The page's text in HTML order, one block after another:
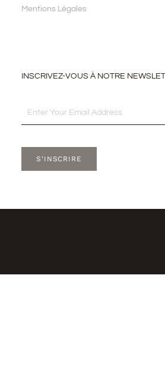
Mentions Légales
INSCRIVEZ-VOUS À NOTRE
S'INSCRIRE